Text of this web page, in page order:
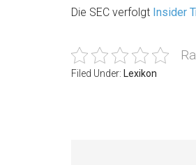
Die SEC verfolgt Insider
Filed Under: Lexikon